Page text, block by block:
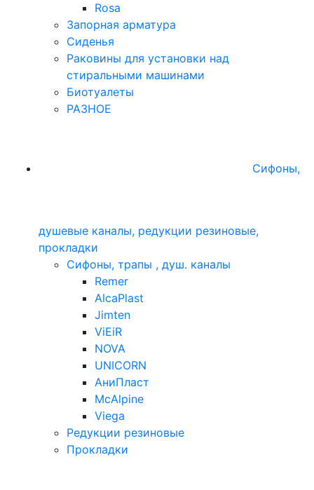
Rosa
Запорная арматура
Сиденья
Раковины для установки над
стиральными машинами
Биотуалеты
РАЗНОЕ
Сифоны,
душевые каналы, редукции резиновые,
прокладки
Сифоны, трапы , душ. каналы
Remer
AlcaPlast
Jimten
ViEiR
NOVA
UNICORN
АниПласт
McAlpine
Viega
Редукции резиновые
Прокладки